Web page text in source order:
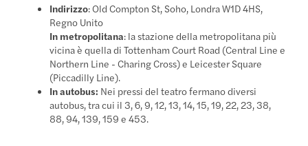
Indirizzo: Old Compton St, Soho, Londra W1D 4HS,
Regno Unito
In metropolitana: la stazione della metropolitana più
vicina è quella di Tottenham Court Road (Central Line e
Northern Line - Charing Cross) e Leicester Square
(Piccadilly Line).
In autobus: Nei pressi del teatro fermano diversi
autobus, tra cui il 3, 6, 9, 12, 13, 14, 15, 19, 22, 23, 38,
88, 94, 139, 159 e 453.